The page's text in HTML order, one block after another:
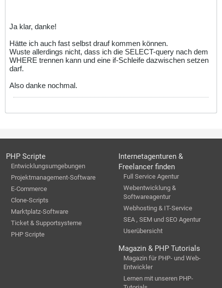
Ja klar, danke!
Hätte ich auch fast selbst drauf kommen können.
Wuste allerdings nicht, dass ich die SELECT-query nach dem
WHERE trennen kann und eine if-Schleife dazwischen setzen
darf.
Also danke nochmal.
PHP Scripte
Entwicklungsumgebungen
Projektmanagement-Software
E-Commerce
Clone-Scripts
Marktplatz-Software
Ticket & Supportsysteme
PHP Scripte
Internetagenturen &
Freelancer finden
Full Service Agentur
Webentwicklung &
Softwareagentur
Webhosting & IT-Service
SEA , SEM und SEO Agentur
Userübersicht
Magazin & PHP Tutorials
Magazin für PHP- und Web-
Entwickler
Lernen mit unseren PHP-